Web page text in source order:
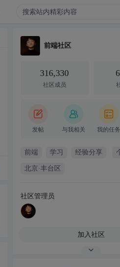
前端社区
316,330
社区成员
发帖 与我相关 我的任务
前端 学习 经验分享
北京·丰台区
社区管理员
加入社区